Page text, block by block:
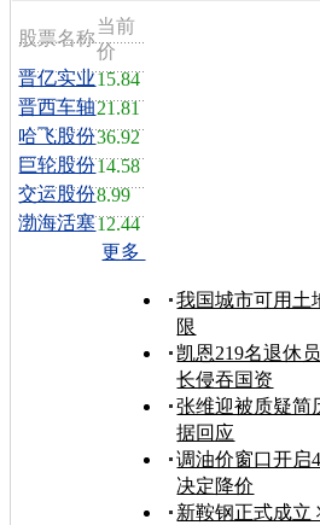
股票名称
当前
价
晋亿实业15.84
晋西车轴21.81
哈飞股份36.92
巨轮股份14.58
交运股份8.99
渤海活塞12.44
更多
我国城市可用土
限
凯恩219名退休
长侵吞国资
张维迎被质疑简
据回应
调油价窗口开启
决定降价
新鞍钢正式成立